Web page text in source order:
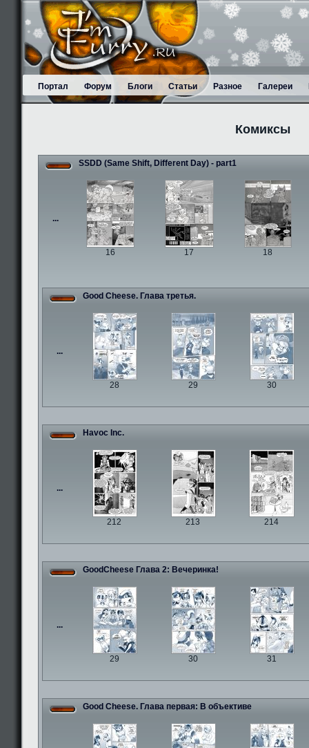
Портал Форум Блоги Статьи Разное Галереи
Комиксы
SSDD (Same Shift, Different Day) - part1
...
16 17 18
Good Cheese. Глава третья.
...
28 29 30
Havoc Inc.
...
212 213 214
GoodCheese Глава 2: Вечеринка!
...
29 30 31
Good Cheese. Глава первая: В объективе